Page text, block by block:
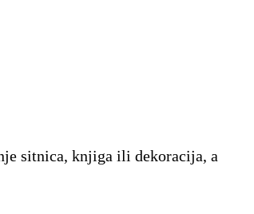
sitnica, knjiga ili dekoracija, a